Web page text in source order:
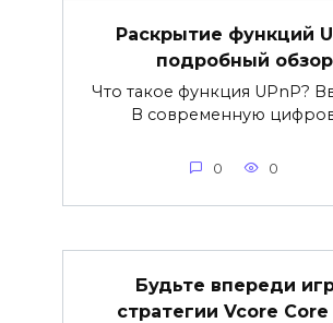
Раскрытие функций
подробный обзор
Что такое функция UPnP?
В современную
0 0
Будьте впереди
стратегии Vcore